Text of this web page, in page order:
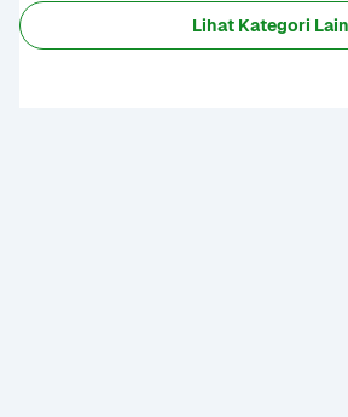
Lihat Kategori Lain